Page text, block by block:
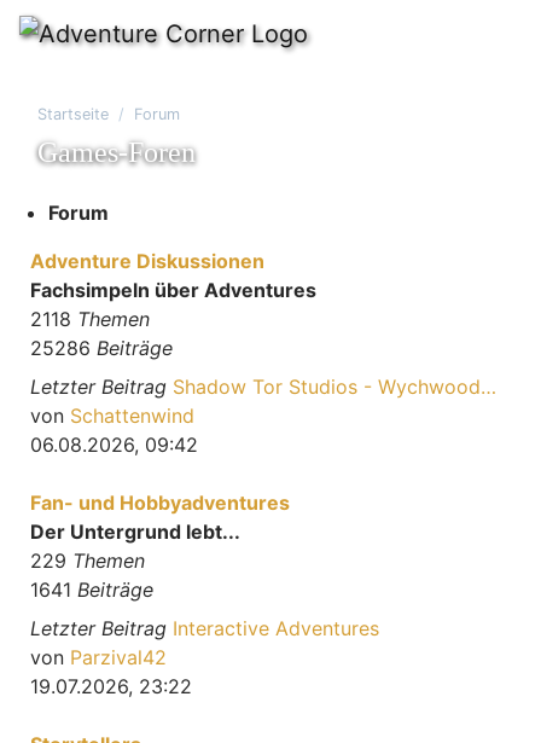
Startseite Forum
Games-Foren
Forum
Adventure Diskussionen
Fachsimpeln über Adventures
2118 Themen
25286 Beiträge
Letzter Beitrag Shadow Tor Studios - Wychwood…
von Schattenwind
06.08.2026, 09:42
Fan- und Hobbyadventures
Der Untergrund lebt...
229 Themen
1641 Beiträge
Letzter Beitrag Interactive Adventures
von Parzival42
19.07.2026, 23:22